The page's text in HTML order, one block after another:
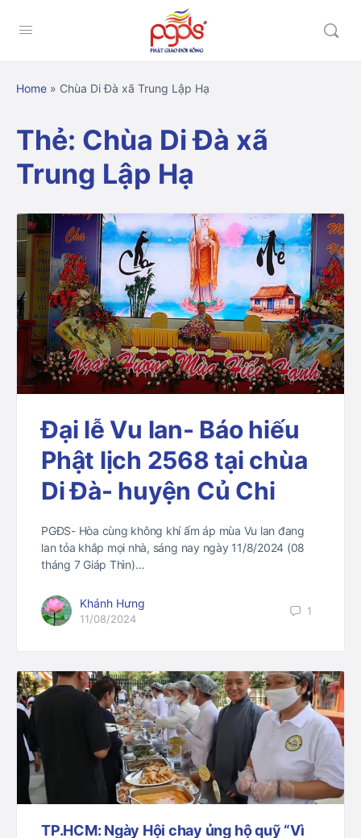
Home » Chùa Di Đà xã Trung Lập Hạ
Thẻ: Chùa Di Đà xã
Trung Lập Hạ
Đại lễ Vu lan- Báo hiếu
Phật lịch 2568 tại chùa
Di Đà- huyện Củ Chi
PGĐS- Hòa cùng không khí ấm áp mùa Vu lan đang
lan tỏa khắp mọi nhà, sáng nay ngày 11/8/2024 (08
tháng 7 Giáp Thìn)…
Khánh Hưng
11/08/2024
1
TP.HCM: Ngày Hội chay ủng hộ quỹ “Vì